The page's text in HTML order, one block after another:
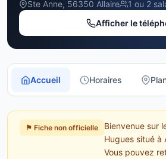
Ste Anne, 56350 Allaire
1 ou 2
Afficher le
Accueil Horaires
⚑ Fiche non officielle
Bienvenue sur
Hugues situé à
Vous pouvez